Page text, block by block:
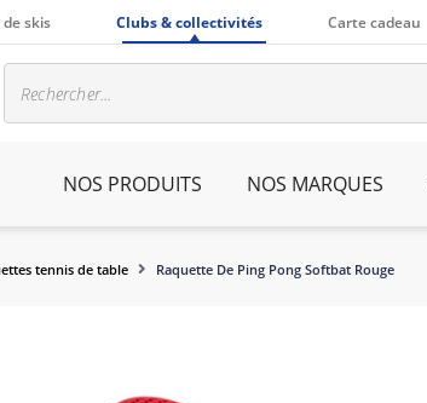
skis Clubs & collectivités Carte cadeau
NOS PRODUITS NOS MARQUES
tennis de table Raquette De Ping Pong Softbat Rouge